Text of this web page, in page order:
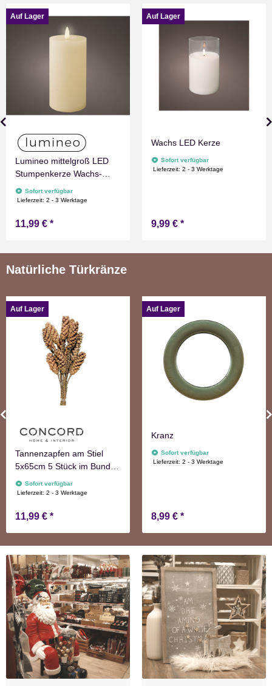
Auf Lager
Lumineo mittelgroß LED
Stumpenkerze Wachs-
Optik Weiß mit Timer
Flammen Effect für
hoch
Sofort verfügbar
Lieferzeit:2 - 3 Werktage
11,99 € *
Auf Lager
Wachs LED Kerze
Sofort verfügbar
Lieferzeit:2 - 3 Werktage
9,99 € *
Natürliche Türkränze
Auf Lager
Tannenzapfen am Stiel
5x65cm 5 Stück im Bund
natur Adventskranzdeko
Sofort verfügbar
Lieferzeit:2 - 3 Werktage
11,99 € *
Auf Lager
Kranz
Sofort verfügbar
Lieferzeit:2 - 3 Werktage
8,99 € *